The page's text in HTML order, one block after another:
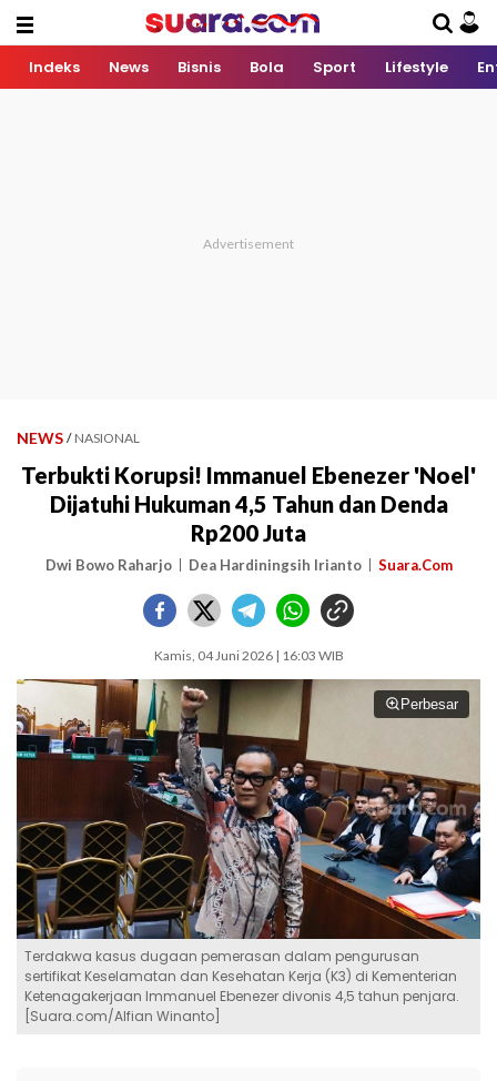
Indeks News Bisnis Bola Sport Lifestyle
NEWS / NASIONAL
Terbukti Korupsi! Immanuel Ebenezer 'Noel'
Dijatuhi Hukuman 4,5 Tahun dan Denda
Rp200 Juta
Dwi Bowo Raharjo Dea Hardiningsih Irianto Suara.Com
Kamis, 04 Juni 2026 | 16:03 WIB
Perbesar
Terdakwa kasus dugaan pemerasan dalam pengurusan
sertifikat Keselamatan dan Kesehatan Kerja (K3) di Kementerian
Ketenagakerjaan Immanuel Ebenezer divonis 4,5 tahun penjara.
[Suara.com/Alfian Winanto]